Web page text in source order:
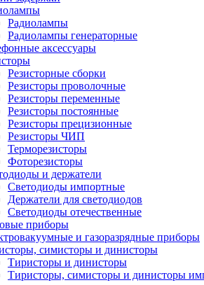
Радиолампы
Радиолампы генераторные
аксессуары
Резисторные сборки
Резисторы проволочные
Резисторы переменные
Резисторы постоянные
Резисторы прецизионные
Резисторы ЧИП
Терморезисторы
Фоторезисторы
и держатели
Светодиоды импортные
Держатели для светодиодов
Светодиоды отечественные
приборы
и газоразрядные приборы
симисторы и динисторы
Тиристоры и динисторы
Тиристоры, симисторы и динисторы